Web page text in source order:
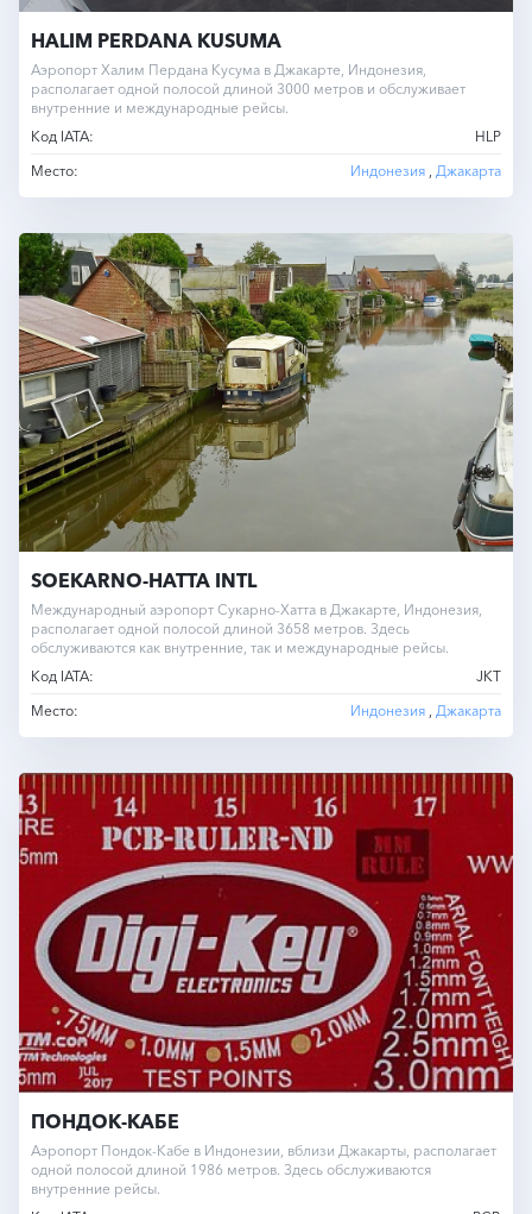
HALIM PERDANA KUSUMA
Аэропорт Халим Пердана Кусума в Джакарте, Индонезия,
располагает одной полосой длиной 3000 метров и обслуживает
внутренние и международные рейсы.
Код IATA:
HLP
Место:
Индонезия Джакарта
SOEKARNO-HATTA INTL
Международный аэропорт Сукарно-Хатта в Джакарте, Индонезия,
располагает одной полосой длиной 3658 метров. Здесь
обслуживаются как внутренние, так и международные рейсы.
Код IATA:
JKT
Место:
Индонезия , Джакарта
ПОНДОК-КАБЕ
Аэропорт Пондок-Кабе в Индонезии, вблизи Джакарты, располагает
одной полосой длиной 1986 метров. Здесь обслуживаются
внутренние рейсы.